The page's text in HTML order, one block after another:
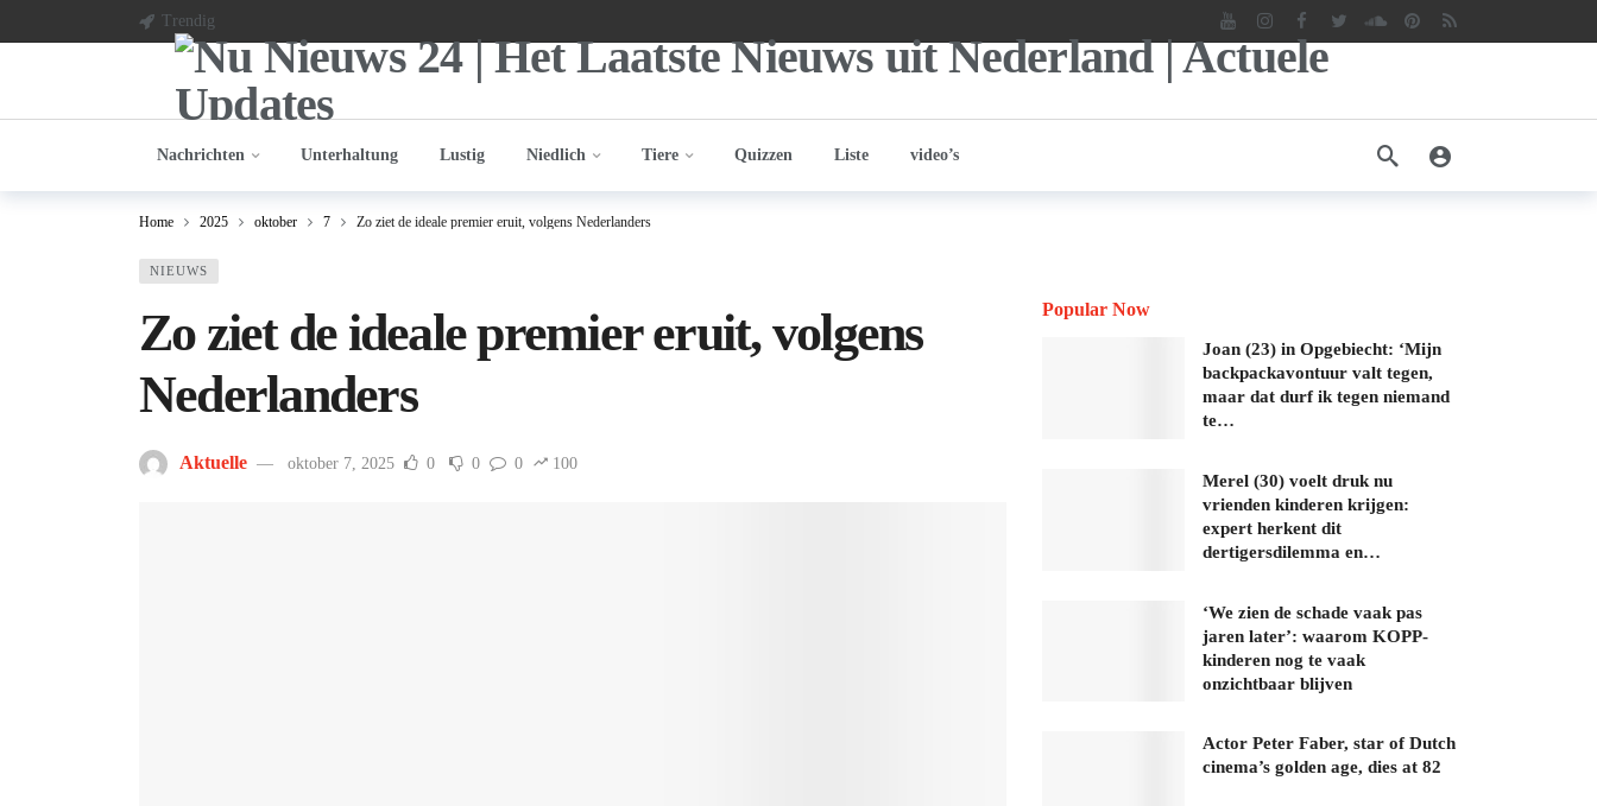
Trendig
Nachrichten Unterhaltung Lustig Niedlich Tiere Quizzen Liste video’s
Home 2025 oktober 7 Zo ziet de ideale premier eruit, volgens Nederlanders
NIEUWS
Zo ziet de ideale premier eruit, volgens
Nederlanders
Aktuelle oktober 7, 2025 0 0 0 100
Popular Now
Joan (23) in Opgebiecht: ‘Mijn
backpackavontuur valt tegen,
maar dat durf ik tegen niemand
te…
Merel (30) voelt druk nu
vrienden kinderen krijgen:
expert herkent dit
dertigersdilemma en…
‘We zien de schade vaak pas
jaren later’: waarom KOPP-
kinderen nog te vaak
onzichtbaar blijven
Actor Peter Faber, star of Dutch
cinema’s golden age, dies at 82